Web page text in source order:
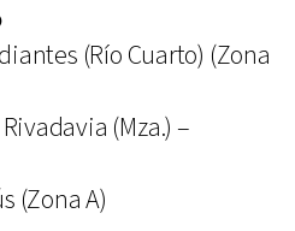
(Río Cuarto) (Zona
(Mza.) –
(Zona A)